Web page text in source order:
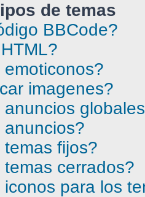
de temas
BBCode?
imagenes?
fijos?
cerrados?
para los